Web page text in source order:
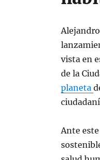
vista en
de la
planeta
Ante